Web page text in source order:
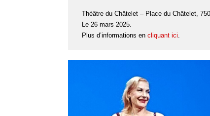
Théâtre du Châtelet – Place du Châtelet,
Le 26 mars 2025.
Plus d’informations en cliquant ici.